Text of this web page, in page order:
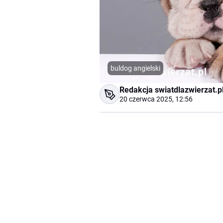
buldog angielski
Redakcja
20 czerwca 2025, 12:56